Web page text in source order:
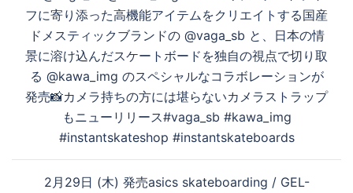
ナ
ビ
ゲ
ー
ン
フに寄り添った高機能アイテムをクリエイトする国産
ドメスティックブランドの @vaga_sb と、日本の情
景に溶け込んだスケートボードを独自の視点で切り取
る @kawa_img のスペシャルなコラボレーションが
発売📸カメラ持ちの方には堪らないカメラストラップ
もニューリリース#vaga_sb #kawa_img
#instantskateshop #instantskateboards
2月29日 (木) 発売asics skateboarding / GEL-